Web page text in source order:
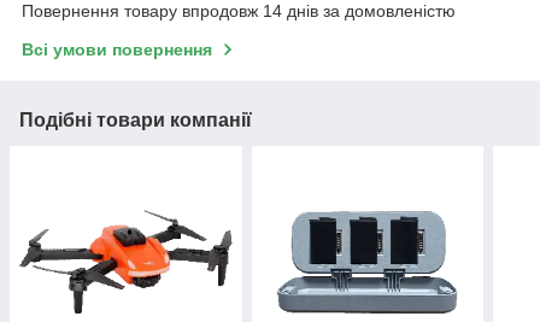
Повернення товару впродовж 14 днів за домовленістю
Всі умови повернення
Подібні товари компанії